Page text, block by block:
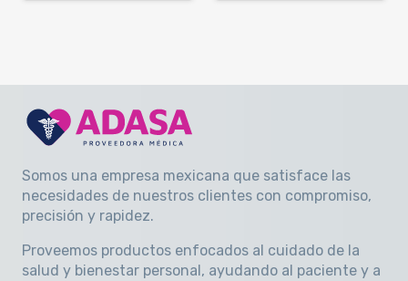
Somos una empresa mexicana que satisface las
necesidades de nuestros clientes con compromiso,
precisión y rapidez.
Proveemos productos enfocados al cuidado de la
salud y bienestar personal, ayudando al paciente y a